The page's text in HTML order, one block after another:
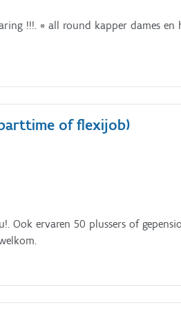
!!!. * all round kapper dames en
of flexijob)
Ook ervaren 50 plussers of